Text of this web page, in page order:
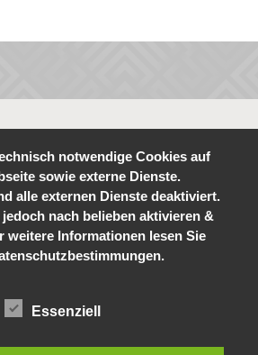
notwendige Cookies auf
sowie externe Dienste.
alle externen Dienste deaktiviert.
nach belieben aktivieren &
weitere Informationen lesen Sie
Essenziell